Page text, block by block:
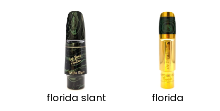
florida slant florida